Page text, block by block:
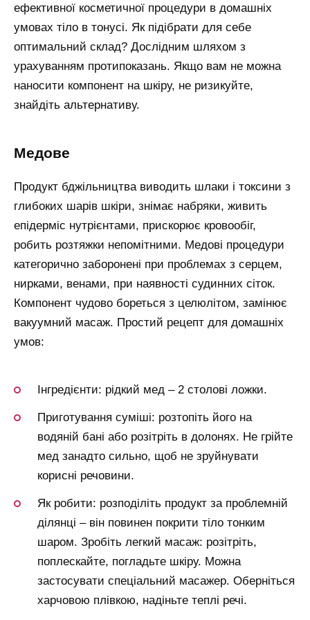
ефективної косметичної процедури в домашніх
умовах тіло в тонусі. Як підібрати для себе
оптимальний склад? Дослідним шляхом з
урахуванням протипоказань. Якщо вам не можна
наносити компонент на шкіру, не ризикуйте,
знайдіть альтернативу.
медове
Продукт бджільництва виводить шлаки і токсини з
глибоких шарів шкіри, знімає набряки, живить
епідерміс нутрієнтами, прискорює кровообіг,
робить розтяжки непомітними. Медові процедури
категорично заборонені при проблемах з серцем,
нирками, венами, при наявності судинних сіток.
Компонент чудово бореться з целюлітом, замінює
вакуумний масаж. Простий рецепт для домашніх
умов:
Інгредієнти: рідкий мед – 2 столові ложки.
Приготування суміші: розтопіть його на
водяній бані або розітріть в долонях. Не грійте
мед занадто сильно, щоб не зруйнувати
корисні речовини.
Як робити: розподіліть продукт за проблемній
ділянці – він повинен покрити тіло тонким
шаром. Зробіть легкий масаж: розітріть,
поплескайте, погладьте шкіру. Можна
застосувати спеціальний масажер. Оберніться
харчовою плівкою, надіньте теплі речі.